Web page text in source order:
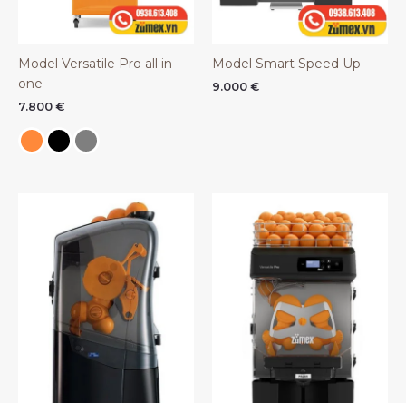
Model Versatile Pro all in
one
7.800 €
Model Smart Speed Up
9.000 €